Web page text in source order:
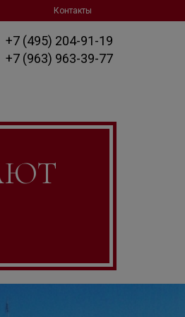
Контакты
+7 (495) 204-91-19
+7 (963) 963-39-77